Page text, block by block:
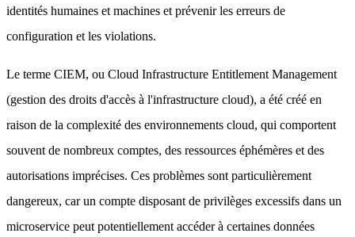
identités humaines et machines et prévenir les erreurs de
configuration et les violations.
Le terme CIEM, ou Cloud Infrastructure Entitlement Management
(gestion des droits d'accès à l'infrastructure cloud), a été créé en
raison de la complexité des environnements cloud, qui comportent
souvent de nombreux comptes, des ressources éphémères et des
autorisations imprécises. Ces problèmes sont particulièrement
dangereux, car un compte disposant de privilèges excessifs dans un
microservice peut potentiellement accéder à certaines données